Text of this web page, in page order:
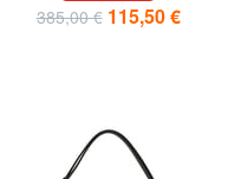
385,00 € 115,50 €